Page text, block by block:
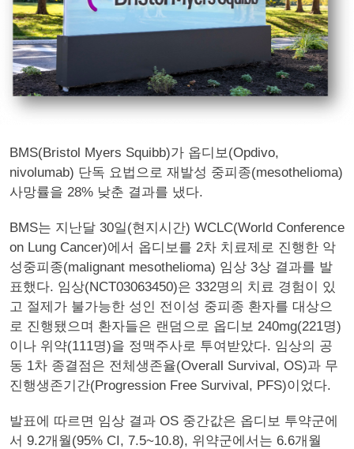
BMS(Bristol Myers Squibb)가 옵디보(Opdivo,
nivolumab) 단독 요법으로 재발성 중피종(mesothelioma)
사망률을 28% 낮춘 결과를 냈다.
BMS는 지난달 30일(현지시간) WCLC(World Conference
on Lung Cancer)에서 옵디보를 2차 치료제로 진행한 악
성중피종(malignant mesothelioma) 임상 3상 결과를 발
표했다. 임상(NCT03063450)은 332명의 치료 경험이 있
고 절제가 불가능한 성인 전이성 중피종 환자를 대상으
로 진행됐으며 환자들은 랜덤으로 옵디보 240mg(221명)
이나 위약(111명)을 정맥주사로 투여받았다. 임상의 공
동 1차 종결점은 전체생존율(Overall Survival, OS)과 무
진행생존기간(Progression Free Survival, PFS)이었다.
발표에 따르면 임상 결과 OS 중간값은 옵디보 투약군에
서 9.2개월(95% CI, 7.5~10.8), 위약군에서는 6.6개월